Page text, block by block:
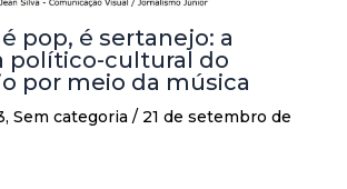
pop, é sertanejo: a
político-cultural do
por meio da música
, Sem categoria / 21 de setembro de